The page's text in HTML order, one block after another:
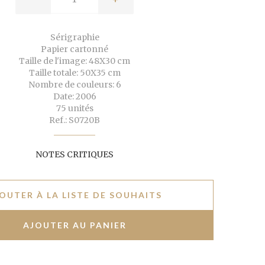
Sérigraphie
Papier cartonné
Taille de l'image: 48X30 cm
Taille totale: 50X35 cm
Nombre de couleurs: 6
Date: 2006
75 unités
Ref.: S0720B
NOTES CRITIQUES
À LA LISTE DE SOUHAITS